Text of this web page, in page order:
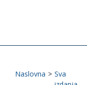
Naslovna > Sva